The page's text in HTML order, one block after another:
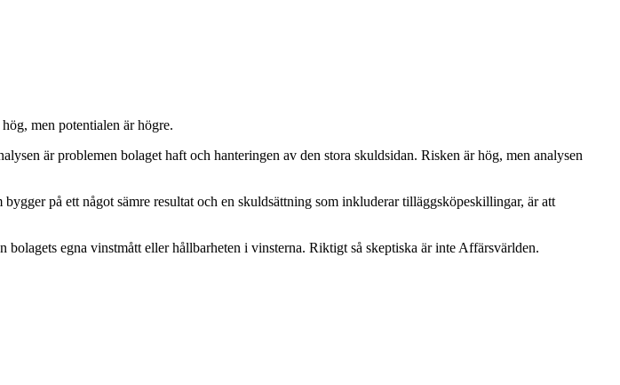
men potentialen är högre.
är problemen bolaget haft och hanteringen av den stora skuldsidan. Risken är hög, men analysen
på ett något sämre resultat och en skuldsättning som inkluderar tilläggsköpeskillingar, är att
egna vinstmått eller hållbarheten i vinsterna. Riktigt så skeptiska är inte Affärsvärlden.